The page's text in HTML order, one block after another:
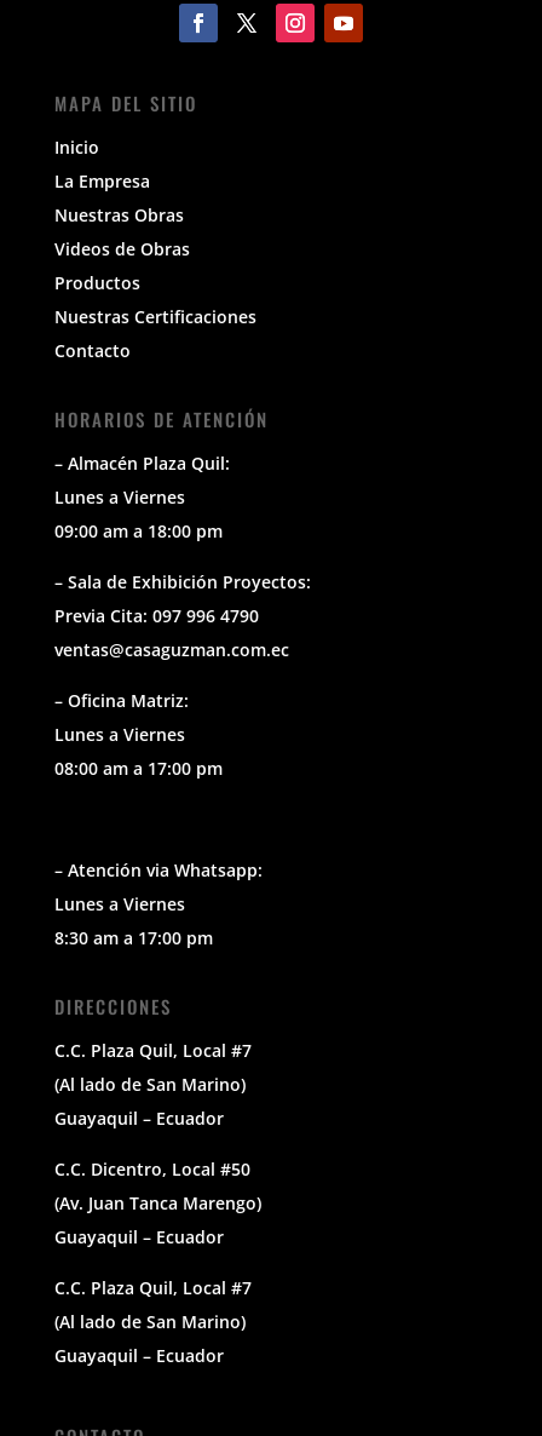
MAPA DEL SITIO
Inicio
La Empresa
Nuestras Obras
Videos de Obras
Productos
Nuestras Certificaciones
Contacto
HORARIOS DE ATENCIÓN
– Almacén Plaza Quil:
Lunes a Viernes
09:00 am a 18:00 pm
– Sala de Exhibición Proyectos:
Previa Cita: 097 996 4790
ventas@casaguzman.com.ec
– Oficina Matriz:
Lunes a Viernes
08:00 am a 17:00 pm
– Atención via Whatsapp:
Lunes a Viernes
8:30 am a 17:00 pm
DIRECCIONES
C.C. Plaza Quil, Local #7
(Al lado de San Marino)
Guayaquil – Ecuador
C.C. Dicentro, Local #50
(Av. Juan Tanca Marengo)
Guayaquil – Ecuador
C.C. Plaza Quil, Local #7
(Al lado de San Marino)
Guayaquil – Ecuador